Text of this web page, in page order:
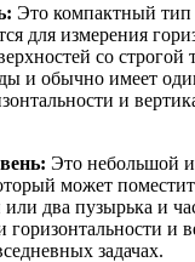
Это компактный тип
для измерения
со
и обычно имеет
и
Это небольшой
может
два пузырька и
горизонтальности и
задачах.